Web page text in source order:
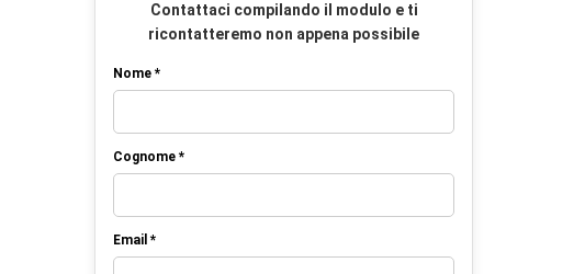
Contattaci compilando il modulo e ti
ricontatteremo non appena possibile
Nome *
Cognome *
Email *